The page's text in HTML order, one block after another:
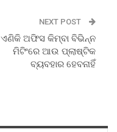
NEXT POST
ଏଣିକି ଅଫିସ କିମ୍ବା ବିଭିନ୍ନ
ମିଟିଂରେ ଆଉ ପ୍ଲାଷ୍ଟିକ
ବ୍ୟବହାର ହେବନାହିଁ